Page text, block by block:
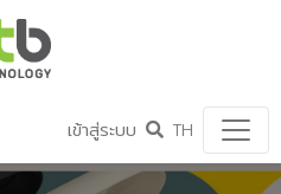
เข้าสู่ระบบ TH